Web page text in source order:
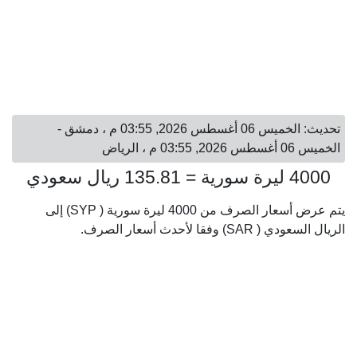
تحديث: الخميس 06 أغسطس 2026, 03:55 م ، دمشق -
الخميس 06 أغسطس 2026, 03:55 م ، الرياض
4000 ليرة سورية = 135.81 ريال سعودي
يتم عرض أسعار الصرف من 4000 ليرة سورية ( SYP) إلى
الريال السعودي ( SAR) وفقا لأحدث أسعار الصرف.